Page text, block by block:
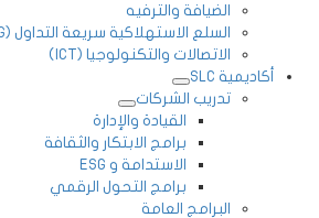
الضيافة والترفيه
السلع الاستهلاكية سريعة التداول (FMCG)
الاتصالات والتكنولوجيا (ICT)
أكاديمية SLC
تدريب الشركات
القيادة والإدارة
برامج الابتكار والثقافة
الاستدامة و ESG
برامج التحول الرقمي
البرامج العامة